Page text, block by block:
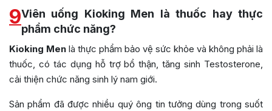
9Viên uống Kioking Men là thuốc hay thực
phẩm chức năng?
Kioking Men là thực phẩm bảo vệ sức khỏe và không phải là
thuốc, có tác dụng hỗ trợ bổ thận, tăng sinh Testosterone,
cải thiện chức năng sinh lý nam giới.
Sản phẩm đã được nhiều quý ông tin tưởng dùng trong suốt